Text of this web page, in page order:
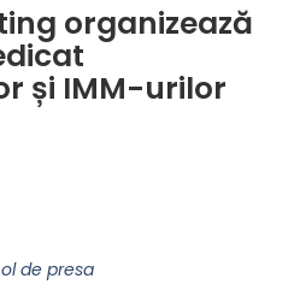
organizează
și IMM-urilor
de presa